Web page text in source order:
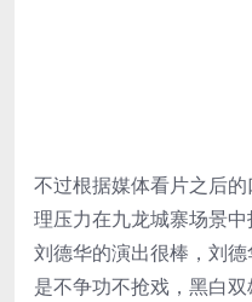
不过根据媒体看片之后
理压力在九龙城寨场景
刘德华的演出很棒，刘
是不争功不抢戏，黑白